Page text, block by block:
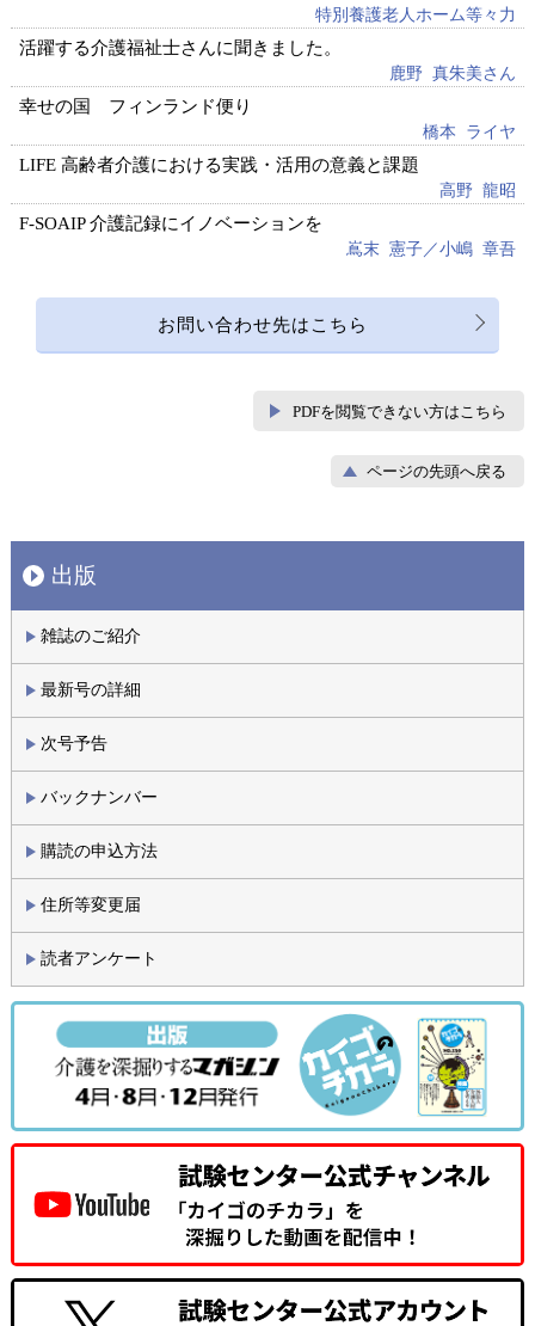
特別養護老人ホーム等々力
活躍する介護福祉士さんに聞きました。
鹿野 真朱美さん
幸せの国 フィンランド便り
橋本 ライヤ
LIFE 高齢者介護における実践・活用の意義と課題
高野 龍昭
F-SOAIP 介護記録にイノベーションを
嶌末 憲子／小嶋 章吾
お問い合わせ先はこちら
PDFを閲覧できない方はこちら
ページの先頭へ戻る
出版
雑誌のご紹介
最新号の詳細
次号予告
バックナンバー
購読の申込方法
住所等変更届
読者アンケート